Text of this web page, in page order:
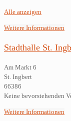
Alle anzeigen
Weitere Informationen
Stadthalle St.
Am Markt 6
St. Ingbert
66386
Keine bevorstehenden
Weitere Informationen